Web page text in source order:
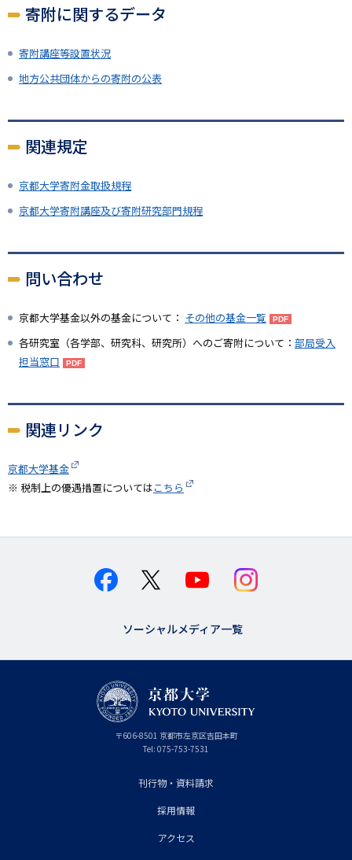
寄附に関するデータ
寄附講座等設置状況
地方公共団体からの寄附の公表
関連規定
京都大学寄附金取扱規程
京都大学寄附講座及び寄附研究部門規程
問い合わせ
京都大学基金以外の基金について： その他の基金一覧
各研究室（各学部、研究科、研究所）へのご寄附について： 部局受入
担当窓口
関連リンク
京都大学基金
※ 税制上の優遇措置についてはこちら
ソーシャルメディア一覧
〒606-8501 京
都
府
京都市左京区吉田本町
Tel: 075-753-7531
刊行物・資料請求
採用情報
アクセス